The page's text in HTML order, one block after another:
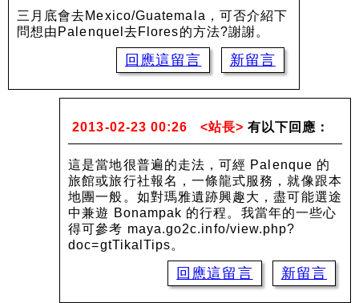
三月底會去Mexico/Guatemala，可否介紹下
問想由Palenquel去Flores的方法?謝謝。
回應這留言 新留言
2013-02-23 00:26 <站長> 有以下回應：
這是當地很普遍的走法，可經 Palenque 的
旅館或旅行社報名，一條龍式服務，就像跟本
地團一般。如對瑪雅遺跡興趣大，盡可能選途
中兼遊 Bonampak 的行程。我當年的一些心
得可參考 maya.go2c.info/view.php?
doc=gtTikalTips。
回應這留言 新留言